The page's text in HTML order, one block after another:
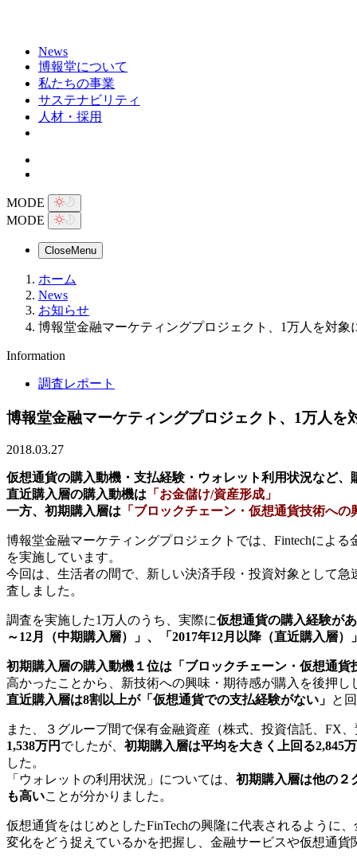
News
博報堂について
私たちの事業
サステナビリティ
人材・採用
MODE
MODE
CloseMenu
ホーム
News
お知らせ
博報堂金融マーケティングプロジェクト、1万人を対
Information
調査レポート
博報堂金融マーケティングプロジェクト、1万人
2018.03.27
仮想通貨の購入動機・支払経験・ウォレット利用状況など、
直近購入層の購入動機は 「お金儲け/資産形成」
一方、初期購入層は 「ブロックチェーン・仮想通貨技術への
博報堂金融マーケティングプロジェクトでは、Fintechによ
を実施しています。
今回は、生活者の間で、新しい決済手段・投資対象として
査しました。
調査を実施した1万人のうち、実際に仮想通貨の購入経験が
～12月（中期購入層）」、「2017年12月以降（直近購入層
初期購入層の購入動機１位は「ブロックチェーン・仮想通貨
高かったことから、新技術への興味・期待感が購入を後押し
直近購入層は8割以上が「仮想通貨での支払経験がない」 と
また、３グループ間で保有金融資産（株式、投資信託、FX
1,538万円 でしたが、 初期購入層は平均を大きく上回る2,845
した。
「ウォレットの利用状況」については、 初期購入層は他の２
も高いことが分かりました。
仮想通貨をはじめとしたFinTechの興隆に代表されるように
変化をどう捉えているかを把握し、金融サービスや仮想通